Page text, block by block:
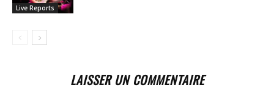
Live Reports
LAISSER UN COMMENTAIRE